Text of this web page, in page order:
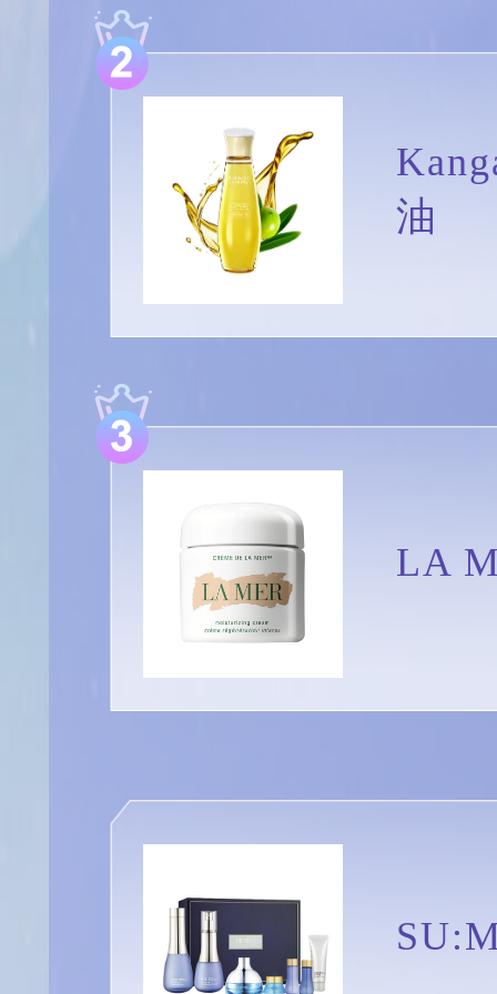
油
LA